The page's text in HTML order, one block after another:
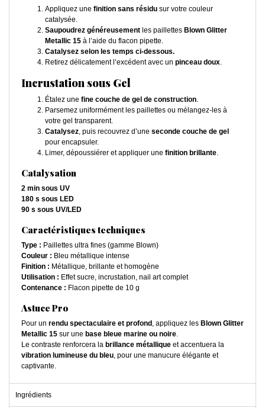
Appliquez une finition sans résidu sur votre couleur
catalysée.
Saupoudrez généreusement les paillettes Blown Glitter
Metallic 15 à l’aide du flacon pipette.
Catalysez selon les temps ci-dessous.
Retirez délicatement l’excédent avec un pinceau doux.
Incrustation sous Gel
Étalez une fine couche de gel de construction.
Parsemez uniformément les paillettes ou mélangez-les à
votre gel transparent.
Catalysez, puis recouvrez d’une seconde couche de gel
pour encapsuler.
Limer, dépoussiérer et appliquer une finition brillante.
Catalysation
2 min sous UV
180 s sous LED
90 s sous UV/LED
Caractéristiques techniques
Type : Paillettes ultra fines (gamme Blown)
Couleur : Bleu métallique intense
Finition : Métallique, brillante et homogène
Utilisation : Effet sucre, incrustation, nail art complet
Contenance : Flacon pipette de 10 g
Astuce Pro
Pour un rendu spectaculaire et profond, appliquez les Blown Glitter
Metallic 15 sur une base bleue marine ou noire.
Le contraste renforcera la brillance métallique et accentuera la
vibration lumineuse du bleu, pour une manucure élégante et
captivante.
Ingrédients